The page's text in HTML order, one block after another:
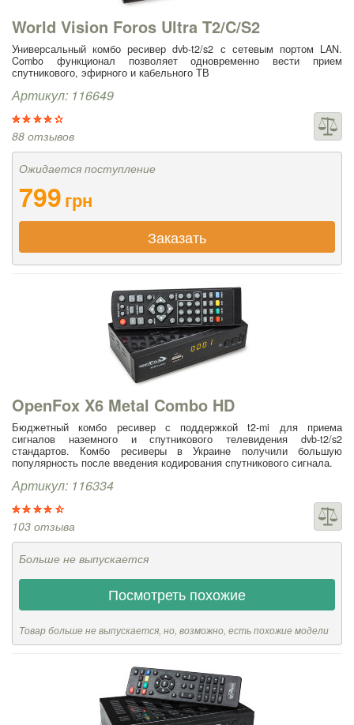
World Vision Foros Ultra T2/C/S2
Универсальный комбо ресивер dvb-t2/s2 с сетевым портом LAN.
Combo функционал позволяет одновременно вести прием
спутникового, эфирного и кабельного ТВ
Артикул: 116649
88 отзывов
Ожидается поступление
799грн
Заказать
OpenFox X6 Metal Combo HD
Бюджетный комбо ресивер с поддержкой t2-mi для приема
сигналов наземного и спутникового телевидения dvb-t2/s2
стандартов. Комбо ресиверы в Украине получили большую
популярность после введения кодирования спутникового сигнала.
Артикул: 116334
103 отзыва
Больше не выпускается
Посмотреть похожие
Товар больше не выпускается, но, возможно, есть похожие модели